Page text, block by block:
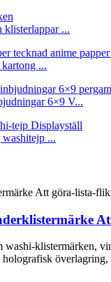
klisterlappar ...
...
6×9 V...
...
klistermärken,